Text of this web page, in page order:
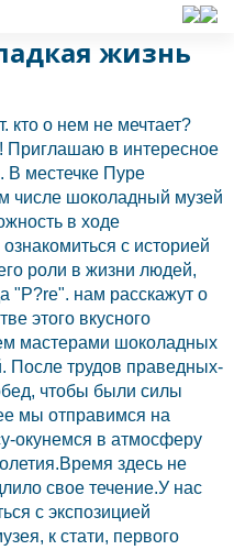
жизнь
кто о нем не мечтает?
Приглашаю в интересное
В местечке Пуре
числе шоколадный музей
в ходе
с историей
роли в жизни людей,
"P?re". нам расскажут о
этого вкусного
мастерами шоколадных
После трудов праведных-
чтобы были силы
мы отправимся на
окунемся в атмосферу
здесь не
свое течение.У нас
с экспозицией
к стати, первого